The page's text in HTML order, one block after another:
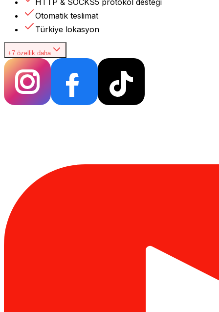
Otomatik teslimat
Türkiye lokasyon
+7 özellik daha